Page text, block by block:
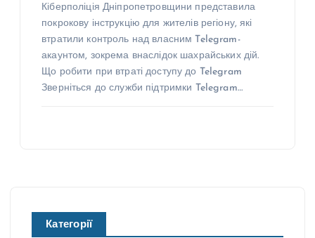
Кіберполіція Дніпропетровщини представила
покрокову інструкцію для жителів регіону, які
втратили контроль над власним Telegram-
акаунтом, зокрема внаслідок шахрайських дій.
Що робити при втраті доступу до Telegram
Зверніться до служби підтримки Telegram…
Категорії